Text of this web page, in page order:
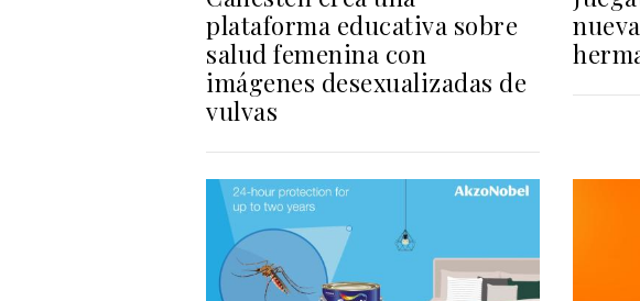
plataforma educativa sobre
salud femenina con
imágenes desexualizadas de
vulvas